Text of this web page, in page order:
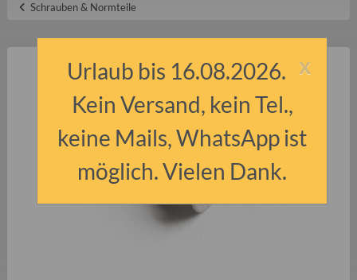
Schrauben & Normteile
x
Urlaub bis 16.08.2026.
Kein Versand, kein Tel.,
keine Mails, WhatsApp ist
möglich. Vielen Dank.